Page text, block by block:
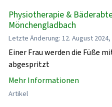
Physiotherapie &
Mönchengladbach
Letzte Änderung: 12. August 2024,
Einer Frau werden die Füße
abgespritzt
Mehr Informationen
Artikel